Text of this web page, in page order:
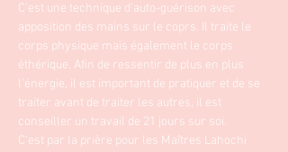
C'est une technique d'auto-guérison avec
apposition des mains sur le coprs. Il traite le
corps physique mais également le corps
éthérique. Afin de ressentir de plus en plus
l'énergie, il est important de pratiquer et de se
traiter avant de traiter les autres, il est
conseiller un travail de 21 jours sur soi.
C'est par la prière pour les Maîtres Lahochi